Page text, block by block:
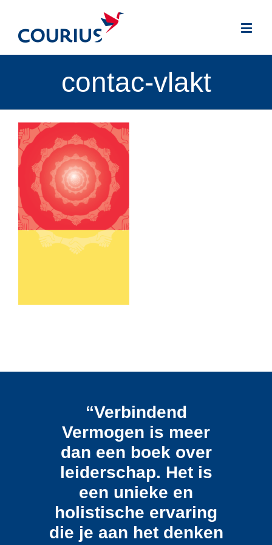
contac-vlakt
“Verbindend
Vermogen is meer
dan een boek over
leiderschap. Het is
een unieke en
holistische ervaring
die je aan het denken